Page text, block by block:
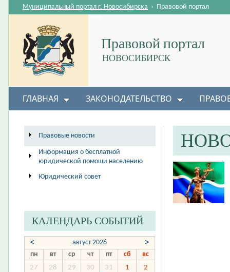
Правовой портал
НОВОСИБИРСК
Муниципальный портал г. Новосибирска › Правовой портал
ГЛАВНАЯ ЗАКОНОДАТЕЛЬСТВО
Правовые новости
Информация о бесплатной
юридической помощи населению
Юридический совет
КАЛЕНДАРЬ СОБЫТИЙ
< август 2026 >
пн вт ср чт пт сб
вс
27
28 29 30 31 1 2